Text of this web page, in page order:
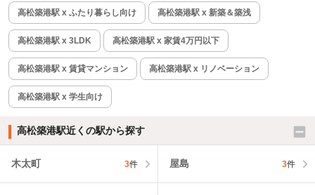
高松築港駅 x ふたり暮らし向け 高松築港駅 x 新築＆築浅
高松築港駅 x 3LDK 高松築港駅 x 家賃4万円以下
高松築港駅 x 賃貸マンション 高松築港駅 x リノベーション
高松築港駅 x 学生向け
高松築港駅近くの駅から探す
木太町 3件 屋島 3件